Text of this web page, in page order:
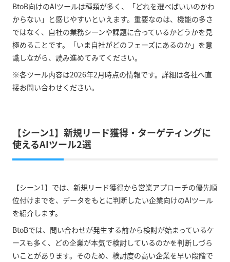
BtoB向けのAIツールは種類が多く、「どれを選べばいいのかわ
からない」と感じやすいといえます。重要なのは、機能の多さ
ではなく、自社の業務シーンや課題に合っているかどうかを見
極めることです。「いま自社がどのフェーズにあるのか」を意
識しながら、読み進めてみてください。
※各ツール内容は2026年2月時点の情報です。詳細は各社へ直
接お問い合わせください。
【シーン1】新規リード獲得・ターゲティングに
使えるAIツール2選
【シーン1】では、新規リード獲得から営業アプローチの優先順
位付けまでを、データをもとに判断したい企業向けのAIツール
を紹介します。
BtoBでは、問い合わせが発生する前から検討が始まっているケ
ースも多く、どの企業が本気で検討しているのかを判断しづら
いことがあります。そのため、検討度の高い企業を早い段階で